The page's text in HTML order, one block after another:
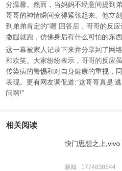
分温馨。然而，当妈妈不经意间提到
哥哥的神情瞬间变得紧张起来。他立
到弟弟肯定的“嗯”回答后，哥哥的反
撒腿就跑，仿佛身后有什么可怕的东西
这一幕被家人记录下来并分享到了网
和欢笑。大家纷纷表示，哥哥的反应
传染病的警惕和对自身健康的重视，
表现。更有网友调侃道:“这哥哥真是‘
问啊!”
相关阅读
快门思想之上,vivo
新闻 1774838544